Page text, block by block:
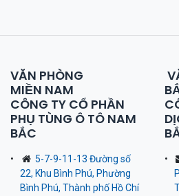
VĂN PHÒNG
MIỀN NAM
CÔNG TY CỔ PHẦN
PHỤ TÙNG Ô TÔ NAM
BẮC
5-7-9-11-13 Đường số
22, Khu Bình Phú, Phường
Bình Phú, Thành phố Hồ Chí